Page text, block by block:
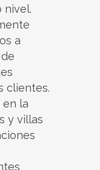
nivel.
a
clientes.
en la
y villas